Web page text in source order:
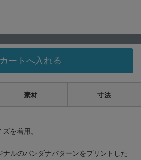
カートへ入れる
素材 寸法
を着用。
ナルのバンダナパターンをプリントした